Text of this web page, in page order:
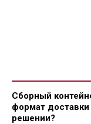
Сборный
формат
решении?